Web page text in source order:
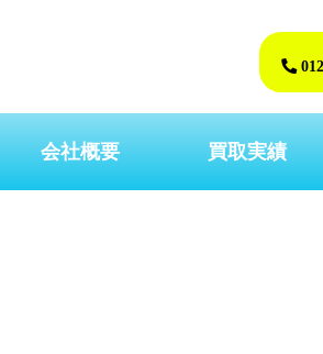
会社概要 買取実績